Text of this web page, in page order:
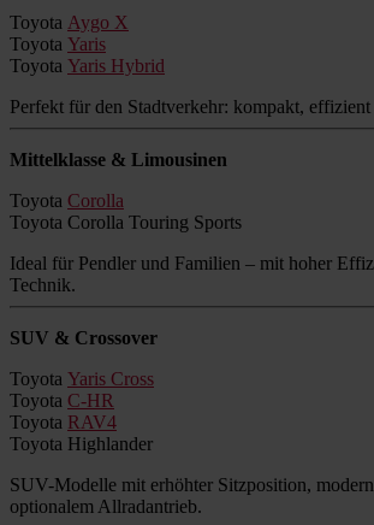
Toyota Aygo X
Toyota Yaris
Toyota Yaris Hybrid
Perfekt für den Stadtverkehr: kompakt,
Mittelklasse & Limousinen
Toyota Corolla
Toyota Corolla Touring Sports
Ideal für Pendler und Familien – mit hoher
Technik.
SUV & Crossover
Toyota Yaris Cross
Toyota C-HR
Toyota RAV4
Toyota Highlander
SUV-Modelle mit erhöhter Sitzposition,
optionalem Allradantrieb.